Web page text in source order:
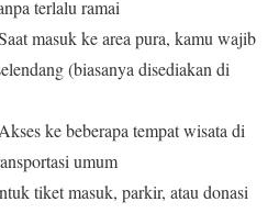
terlalu ramai
masuk ke area pura, kamu wajib
(biasanya disediakan di
ke beberapa tempat wisata di
umum
tiket masuk, parkir, atau donasi